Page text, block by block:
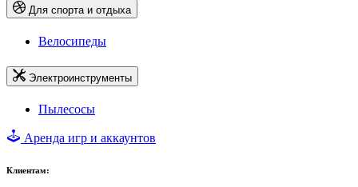
Для спорта и отдыха
Велосипеды
Электроинструменты
Пылесосы
Аренда игр и аккаунтов
Клиентам: